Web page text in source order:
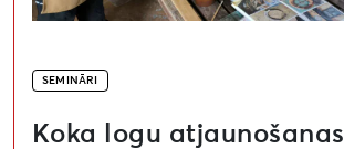
SEMINĀRI
Koka logu atjaunošanas